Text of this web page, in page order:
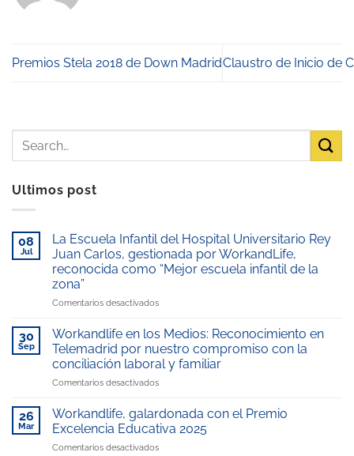
Premios Stela 2018 de Down MadridClaustro de Inicio de
Ultimos post
08
Jul
La Escuela Infantil del Hospital Universitario Rey
Juan Carlos, gestionada por WorkandLife,
reconocida como “Mejor escuela infantil de la
zona”
Comentarios desactivadosen
Escuela
Infantil
del
Hospital
Universitario
Juan
Carlos,
gestionada
por
30
Sep
Workandlife en los Medios: Reconocimiento en
Telemadrid por nuestro compromiso con la
conciliación laboral y familiar
Comentarios desactivadosen
en
los
Medios:
Reconocimiento
26
Mar
Workandlife, galardonada con el Premio
Excelencia Educativa 2025
Comentarios desactivadosen